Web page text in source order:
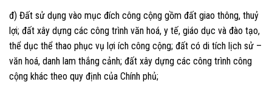
đ) Đất sử dụng vào mục đích công cộng gồm đất giao thông, thuỷ
lợi; đất xây dựng các công trình văn hoá, y tế, giáo dục và đào tạo,
thể dục thể thao phục vụ lợi ích công cộng; đất có di tích lịch sử –
văn hoá, danh lam thắng cảnh; đất xây dựng các công trình công
cộng khác theo quy định của Chính phủ;